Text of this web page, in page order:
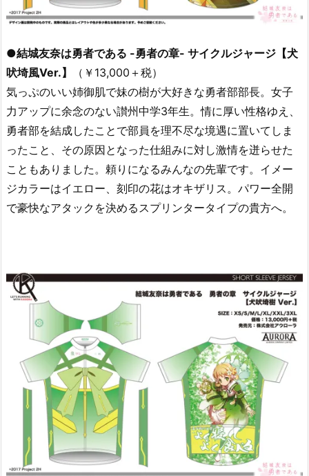
●結城友奈は勇者である -勇者の章- サイクルジャージ【犬
吠埼風Ver.】
（￥13,000＋税）
気っぷのいい姉御肌で妹の樹が大好きな勇者部部長。女子
力アップに余念のない讃州中学3年生。情に厚い性格ゆえ、
勇者部を結成したことで部員を理不尽な境遇に置いてしま
ったこと、その原因となった仕組みに対し激情を迸らせた
こともありました。頼りになるみんなの先輩です。イメー
ジカラーはイエロー、刻印の花はオキザリス。パワー全開
で豪快なアタックを決めるスプリンタータイプの貴方へ。